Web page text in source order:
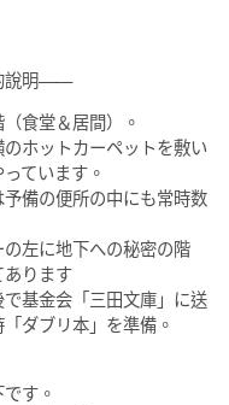
說明——
居間）。
カーペットを敷い
ています。
所の中にも常時数
下への秘密の階
ります
「三田文庫」に送
ダブリ本」を準備。
。